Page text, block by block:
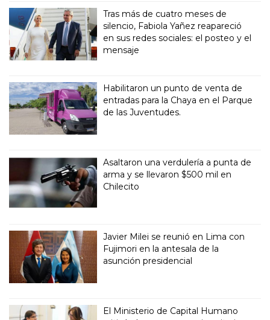
Tras más de cuatro meses de
silencio, Fabiola Yañez reapareció
en sus redes sociales: el posteo y el
mensaje
Habilitaron un punto de venta de
entradas para la Chaya en el Parque
de las Juventudes.
Asaltaron una verdulería a punta de
arma y se llevaron $500 mil en
Chilecito
Javier Milei se reunió en Lima con
Fujimori en la antesala de la
asunción presidencial
El Ministerio de Capital Humano